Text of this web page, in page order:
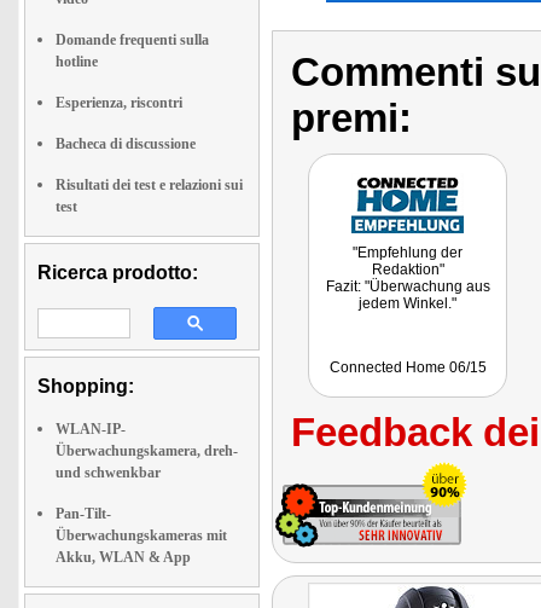
Domande frequenti sulla
hotline
Esperienza, riscontri
Bacheca di discussione
Risultati dei test e relazioni sui
test
Ricerca prodotto:
Shopping:
WLAN-IP-
Überwachungskamera, dreh-
und schwenkbar
Pan-Tilt-
Überwachungskameras mit
Akku, WLAN & App
Commenti
premi:
"Empfehlung der
Redaktion"
Fazit: "Überwachung aus
jedem Winkel."
Connected Home 06/15
Feedback